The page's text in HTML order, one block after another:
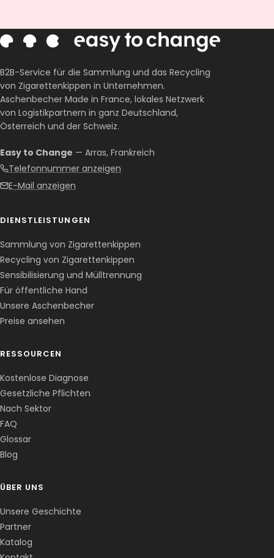
B2B-Service für die Sammlung und das Recycling
von Zigarettenkippen in Unternehmen.
Aschenbecher Made in France, lokales Netzwerk
von Logistikpartnern in ganz Deutschland,
Österreich und der Schweiz.
Easy to Change — Arras, Frankreich
Telefonnummer anzeigen
E-Mail anzeigen
DIENSTLEISTUNGEN
Sammlung von Zigarettenkippen
Recycling von Zigarettenkippen
Sensibilisierung und Mülltrennung
Für öffentliche Hand
Unsere Aschenbecher
Preise ansehen
RESSOURCEN
Kostenlose Diagnose
Gesetzliche Pflichten
Nach Sektor
FAQ
Glossar
Blog
ÜBER UNS
Unsere Geschichte
Partner
Katalog